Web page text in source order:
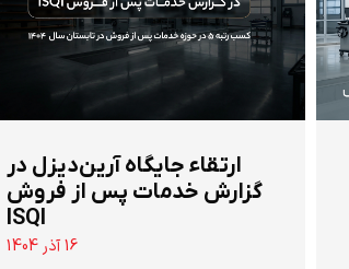
ارتقاء جایگاه آرین‌دیزل در
گزارش خدمات پس از فروش
ISQI
16 آذر 1404